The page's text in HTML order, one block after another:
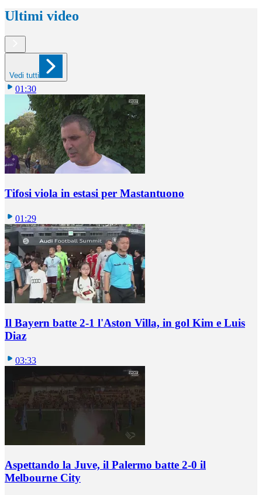
Ultimi video
Vedi tutti
01:30
Tifosi viola in estasi per Mastantuono
01:29
Il Bayern batte 2-1 l'Aston Villa, in gol Kim e Luis
Diaz
03:33
Aspettando la Juve, il Palermo batte 2-0 il
Melbourne City